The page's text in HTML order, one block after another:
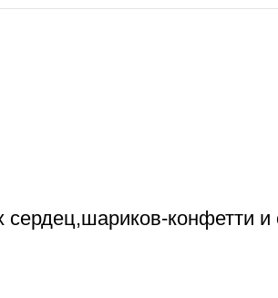
сердец,шариков-конфетти